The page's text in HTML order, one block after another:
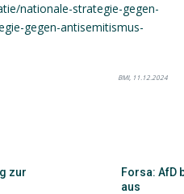
nationale-strategie-gegen-
gegen-antisemitismus-
BMI, 11.12.2024
zur
Forsa: AfD
aus